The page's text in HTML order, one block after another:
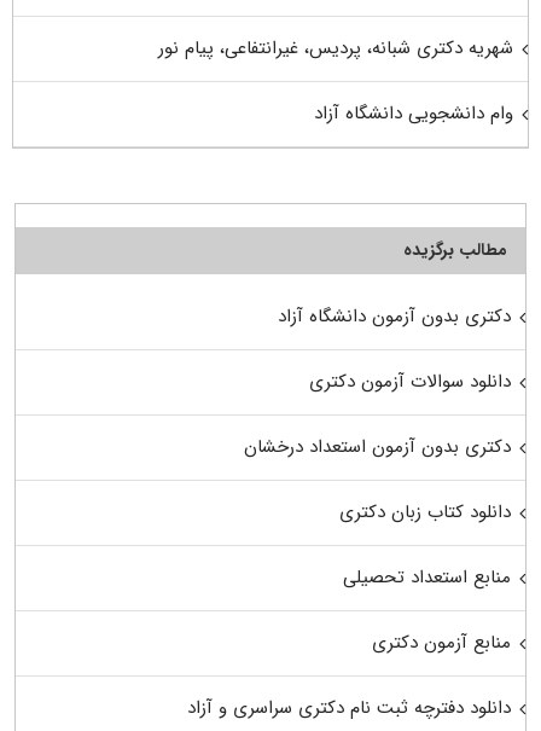
شهریه دکتری شبانه، پردیس، غیرانتفاعی، پیام نور
وام دانشجویی دانشگاه آزاد
مطالب برگزیده
دکتری بدون آزمون دانشگاه آزاد
دانلود سوالات آزمون دکتری
دکتری بدون آزمون استعداد درخشان
دانلود کتاب زبان دکتری
منابع استعداد تحصیلی
منابع آزمون دکتری
دانلود دفترچه ثبت نام دکتری سراسری و آزاد